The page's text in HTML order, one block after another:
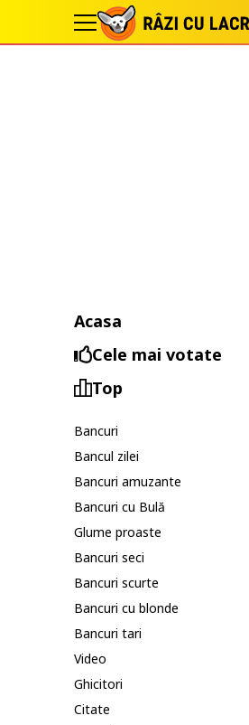
Acasa
Cele mai votate
Top
Bancuri
Bancul zilei
Bancuri amuzante
Bancuri cu Bulă
Glume proaste
Bancuri seci
Bancuri scurte
Bancuri cu blonde
Bancuri tari
Video
Ghicitori
Citate